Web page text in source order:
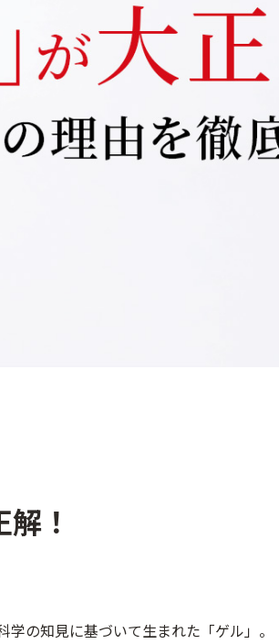
！
の知見に基づいて生まれた「ゲル」。